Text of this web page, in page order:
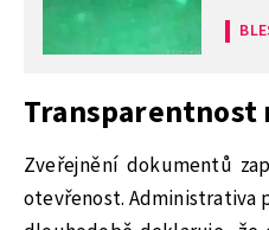
Transparentnost
Zveřejnění dokumentů
otevřenost. Administrativa